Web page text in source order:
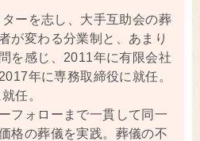
ーを志し、大手互助会の葬
が変わる分業制と、あまり
を感じ、2011年に有限会社
年に専務取締役に就任。
任。
フォローまで一貫して同一
格の葬儀を実践。葬儀の不